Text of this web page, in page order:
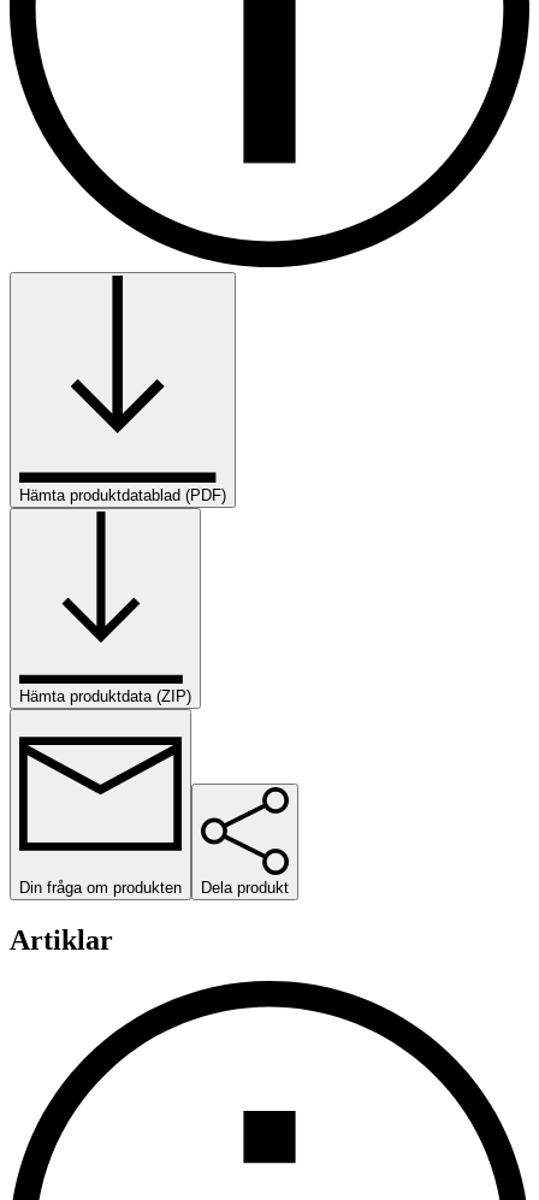
Hämta produktdatablad (PDF)
Hämta produktdata (ZIP)
Din fråga om produkten Dela produkt
Artiklar